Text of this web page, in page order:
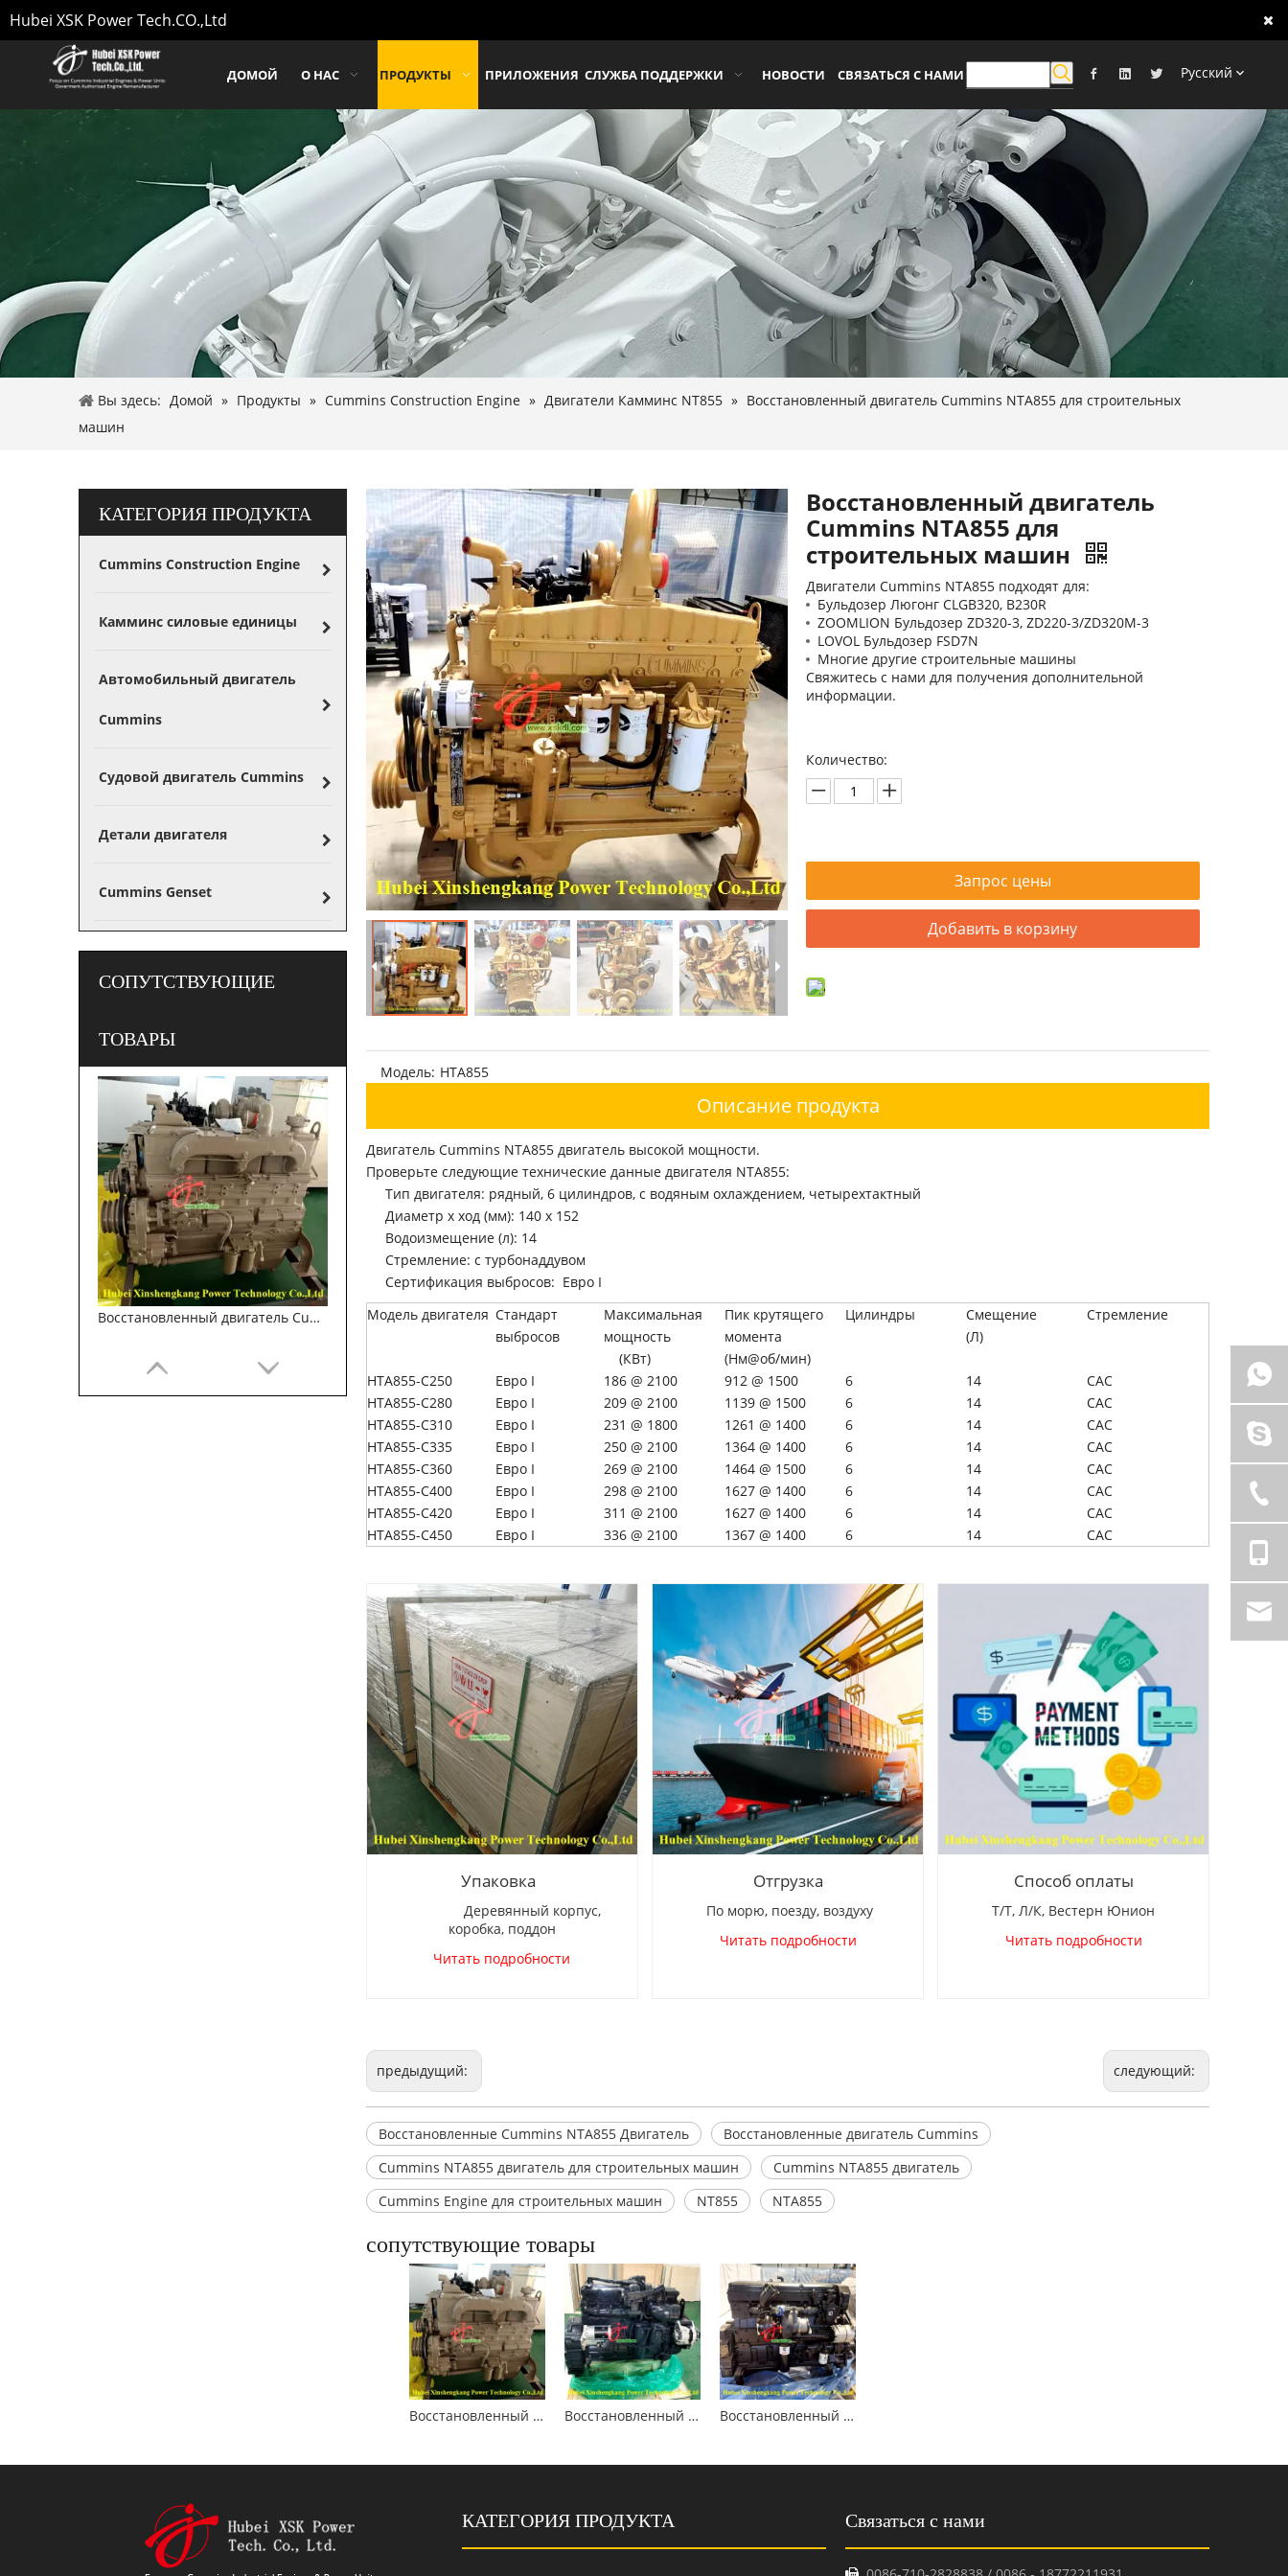
Hubei XSK Power Tech.CO.,Ltd
ДОМОЙ О НАС ПРОДУКТЫ ПРИЛОЖЕНИЯ СЛУЖБА ПОДДЕРЖКИ НОВОСТИ СВЯЗАТЬСЯ С НАМИ Pусский
Вы здесь: Домой » Продукты » Cummins Construction Engine » Двигатели Камминс NT855 » Восстановленный двигатель Cummins NTA855 для строительных
машин
КАТЕГОРИЯ ПРОДУКТА
Cummins Construction Engine
Камминс силовые единицы
Автомобильный двигатель
Cummins
Судовой двигатель Cummins
Детали двигателя
Cummins Genset
СОПУТСТВУЮЩИЕ
ТОВАРЫ
Восстановленный двигатель Cummins NT855 для строительных машин
Восстановленный двигатель
Cummins NTA855 для
строительных машин
Двигатели Cummins NTA855 подходят для:
Бульдозер Люгонг CLGB320, B230R
ZOOMLION Бульдозер ZD320-3, ZD220-3/ZD320M-3
LOVOL Бульдозер FSD7N
Многие другие строительные машины
Свяжитесь с нами для получения дополнительной
информации.
Количество:
Запрос цены
Добавить в корзину
Модель: НТА855
Описание продукта
Двигатель Cummins NTA855 двигатель высокой мощности.
Проверьте следующие технические данные двигателя NTA855:
Тип двигателя: рядный, 6 цилиндров, с водяным охлаждением, четырехтактный
Диаметр x ход (мм): 140 x 152
Водоизмещение (л): 14
Стремление: с турбонаддувом
Сертификация выбросов: Евро I
Модель двигателя Стандарт
выбросов
Максимальная
мощность
(КВт)
Пик крутящего
момента
(Нм@об/мин)
Цилиндры
Смещение
(Л)
Стремление
НТА855-С250 Евро I 186 @ 2100 912 @ 1500 6 14
CAC
НТА855-C280
Евро I 209 @ 2100 1139 @ 1500 6 14
CAC
НТА855-C310
Евро I 231 @ 1800 1261 @ 1400 6 14
CAC
НТА855-C335
Евро I 250 @ 2100 1364 @ 1400 6 14
CAC
НТА855-C360
Евро I 269 @ 2100 1464 @ 1500 6 14
CAC
НТА855-C400
Евро I 298 @ 2100 1627 @ 1400 6 14
CAC
НТА855-C420
Евро I 311 @ 2100 1627 @ 1400 6 14
CAC
НТА855-C450
Евро I 336 @ 2100 1367 @ 1400 6 14 CAC
Упаковка
Деревянный корпус,
коробка, поддон
Читать подробности
Отгрузка
По морю, поезду, воздуху
Читать подробности
Способ оплаты
Т/Т, Л/К, Вестерн Юнион
Читать подробности
предыдущий: следующий:
Восстановленные Cummins NTA855 Двигатель
Восстановленные двигатель Cummins
Cummins NTA855 двигатель для строительных машин
Cummins NTA855 двигатель
Cummins Engine для строительных машин
NT855 NTA855
сопутствующие товары
Восстановленный двигатель Cummins NT855 для строительных машин Восстановленный двигатель Cummins QSL8.9 для строительной техники Восстановленный двигатель Cummins QSX15 для строительной техники
КАТЕГОРИЯ ПРОДУКТА Связаться с нами